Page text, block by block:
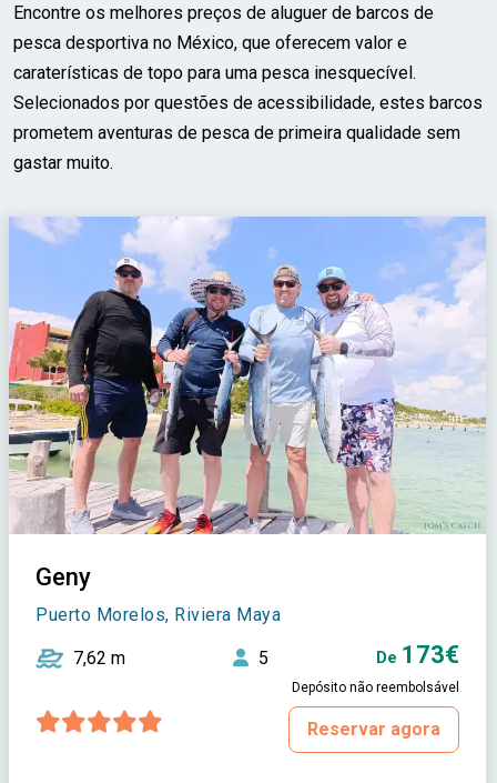
Encontre os melhores preços de aluguer de barcos de
pesca desportiva no México, que oferecem valor e
caraterísticas de topo para uma pesca inesquecível.
Selecionados por questões de acessibilidade, estes barcos
prometem aventuras de pesca de primeira qualidade sem
gastar muito.
Geny
Puerto Morelos, Riviera Maya
7,62 m 5 De 173€
Depósito não reembolsável
Reservar agora